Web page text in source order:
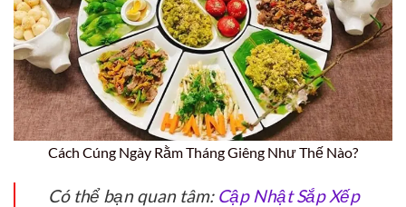
Cách Cúng Ngày Rằm Tháng Giêng Như Thế Nào?
Có thể bạn quan tâm: Cập Nhật Sắp Xếp